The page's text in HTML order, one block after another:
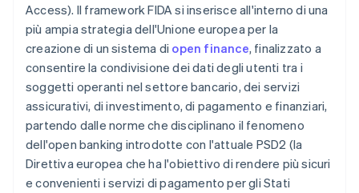
Access). Il framework FIDA si inserisce all'interno di una
più ampia strategia dell'Unione europea per la
creazione di un sistema di open finance, finalizzato a
consentire la condivisione dei dati degli utenti tra i
soggetti operanti nel settore bancario, dei servizi
assicurativi, di investimento, di pagamento e finanziari,
partendo dalle norme che disciplinano il fenomeno
dell'open banking introdotte con l'attuale PSD2 (la
Direttiva europea che ha l'obiettivo di rendere più sicuri
e convenienti i servizi di pagamento per gli Stati